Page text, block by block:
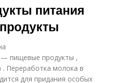
питания
пищевые продукты ,
Переработка молока в
для придания особых